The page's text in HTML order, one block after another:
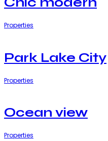
Properties
Park Lake City
Properties
Ocean view
Properties